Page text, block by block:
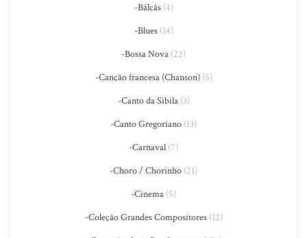
-Bálcãs(4)
-Blues(14)
-Bossa Nova (22)
-Canção francesa (Chanson)(5)
-Canto da Sibila(3)
-Canto Gregoriano (13)
-Carnaval (7)
-Choro / Chorinho (21)
-Cinema (5)
-Coleção Grandes Compositores(12)